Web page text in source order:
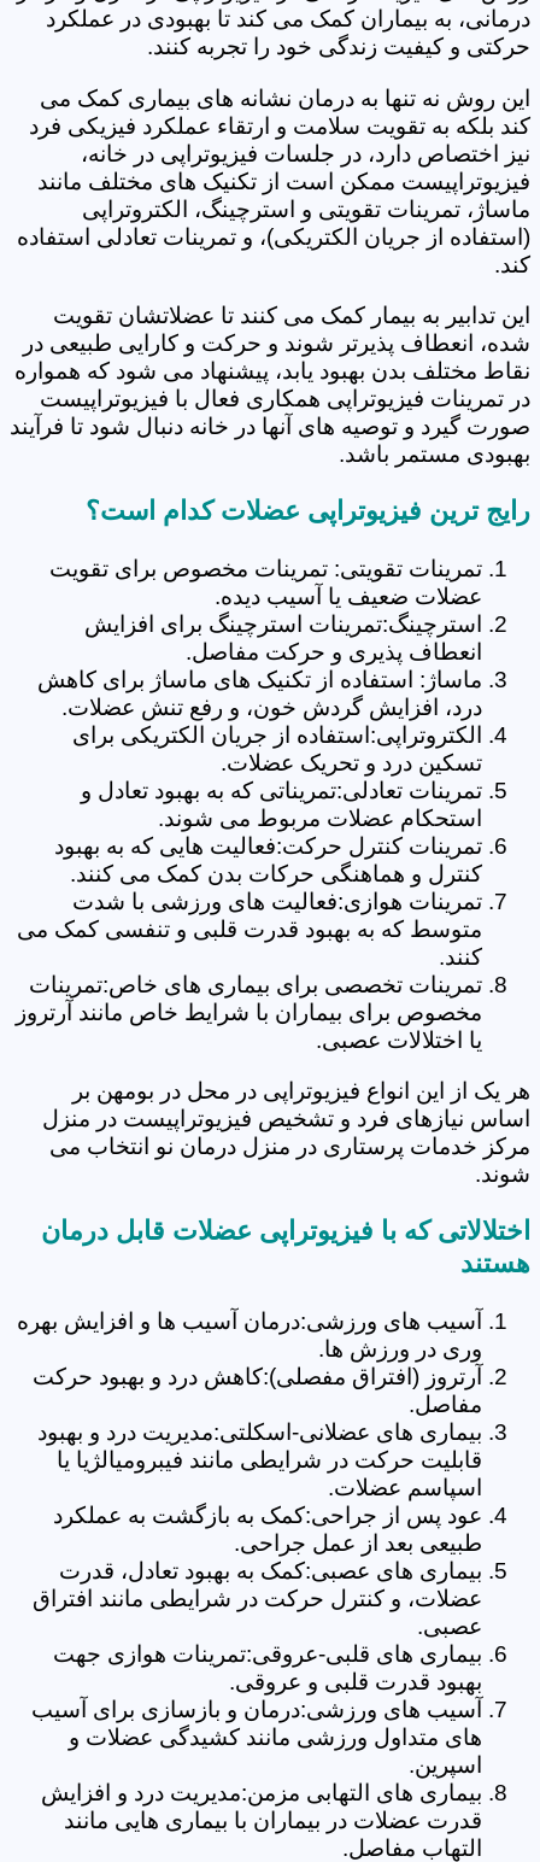
درمانی، به بیماران کمک می کند تا بهبودی در عملکرد
حرکتی و کیفیت زندگی خود را تجربه کنند.
این روش نه تنها به درمان نشانه های بیماری کمک می
کند بلکه به تقویت سلامت و ارتقاء عملکرد فیزیکی فرد
نیز اختصاص دارد، در جلسات فیزیوتراپی در خانه،
فیزیوتراپیست ممکن است از تکنیک های مختلف مانند
ماساژ، تمرینات تقویتی و استرچینگ، الکتروتراپی
(استفاده از جریان الکتریکی)، و تمرینات تعادلی استفاده
کند.
این تدابیر به بیمار کمک می کنند تا عضلاتشان تقویت
شده، انعطاف پذیرتر شوند و حرکت و کارایی طبیعی در
نقاط مختلف بدن بهبود یابد، پیشنهاد می شود که همواره
در تمرینات فیزیوتراپی همکاری فعال با فیزیوتراپیست
صورت گیرد و توصیه های آنها در خانه دنبال شود تا فرآیند
بهبودی مستمر باشد.
رایج ترین فیزیوتراپی عضلات کدام است؟
تمرینات تقویتی: تمرینات مخصوص برای تقویت
عضلات ضعیف یا آسیب دیده.
استرچینگ:تمرینات استرچینگ برای افزایش
انعطاف پذیری و حرکت مفاصل.
ماساژ: استفاده از تکنیک های ماساژ برای کاهش
درد، افزایش گردش خون، و رفع تنش عضلات.
الکتروتراپی:استفاده از جریان الکتریکی برای
تسکین درد و تحریک عضلات.
تمرینات تعادلی:تمریناتی که به بهبود تعادل و
استحکام عضلات مربوط می شوند.
تمرینات کنترل حرکت:فعالیت هایی که به بهبود
کنترل و هماهنگی حرکات بدن کمک می کنند.
تمرینات هوازی:فعالیت های ورزشی با شدت
متوسط که به بهبود قدرت قلبی و تنفسی کمک می
کنند.
تمرینات تخصصی برای بیماری های خاص:تمرینات
مخصوص برای بیماران با شرایط خاص مانند آرتروز
یا اختلالات عصبی.
هر یک از این انواع فیزیوتراپی در محل در بومهن بر
اساس نیازهای فرد و تشخیص فیزیوتراپیست در منزل
مرکز خدمات پرستاری در منزل درمان نو انتخاب می
شوند.
اختلالاتی که با فیزیوتراپی عضلات قابل درمان
هستند
آسیب های ورزشی:درمان آسیب ها و افزایش بهره
وری در ورزش ها.
آرتروز (افتراق مفصلی):کاهش درد و بهبود حرکت
مفاصل.
بیماری های عضلانی-اسکلتی:مدیریت درد و بهبود
قابلیت حرکت در شرایطی مانند فیبرومیالژیا یا
اسپاسم عضلات.
عود پس از جراحی:کمک به بازگشت به عملکرد
طبیعی بعد از عمل جراحی.
بیماری های عصبی:کمک به بهبود تعادل، قدرت
عضلات، و کنترل حرکت در شرایطی مانند افتراق
عصبی.
بیماری های قلبی-عروقی:تمرینات هوازی جهت
بهبود قدرت قلبی و عروقی.
آسیب های ورزشی:درمان و بازسازی برای آسیب
های متداول ورزشی مانند کشیدگی عضلات و
اسپرین.
بیماری های التهابی مزمن:مدیریت درد و افزایش
قدرت عضلات در بیماران با بیماری هایی مانند
التهاب مفاصل.